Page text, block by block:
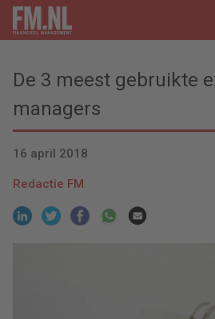
De 3 meest gebruikte
managers
16 april 2018
Redactie FM